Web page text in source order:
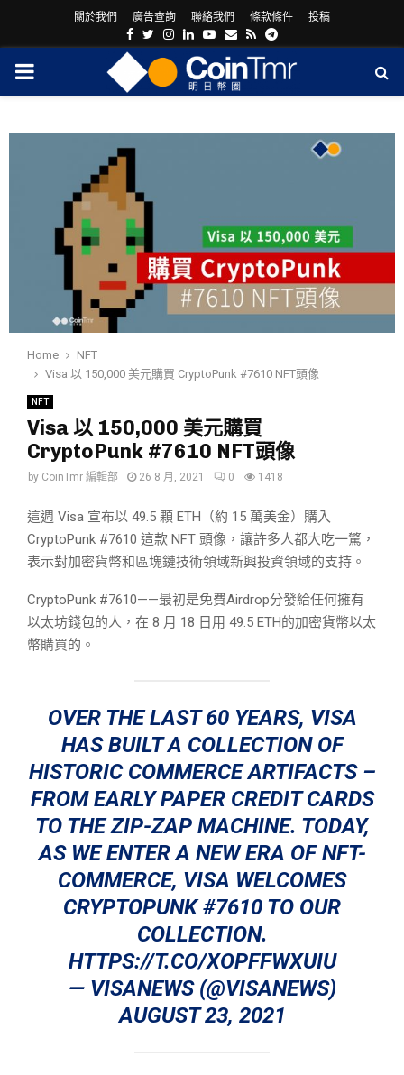
關於我們 廣告查詢 聯絡我們 條款條件 投稿
Facebook
Twitter
Instagram
LinkedinYoutube
Email
RssTelegram
PRIMARY
Home
NFT
Visa 以 150,000 美元購買 CryptoPunk #7610 NFT頭像
NFT
Visa 以 150,000 美元購買
CryptoPunk #7610 NFT頭像
by CoinTmr 編輯部 26 8 月, 2021 0 1418
這週 Visa 宣布以 49.5 顆 ETH（約 15 萬美金）購入
CryptoPunk #7610 這款 NFT 頭像，讓許多人都大吃一驚，
表示對加密貨幣和區塊鏈技術領域新興投資領域的支持。
CryptoPunk #7610——最初是免費Airdrop分發給任何擁有
以太坊錢包的人，在 8 月 18 日用 49.5 ETH的加密貨幣以太
幣購買的。
OVER THE LAST 60 YEARS, VISA
HAS BUILT A COLLECTION OF
HISTORIC COMMERCE ARTIFACTS –
FROM EARLY PAPER CREDIT CARDS
TO THE ZIP-ZAP MACHINE. TODAY,
AS WE ENTER A NEW ERA OF NFT-
COMMERCE, VISA WELCOMES
CRYPTOPUNK #7610 TO OUR
COLLECTION.
HTTPS://T.CO/XOPFFWXUIU
— VISANEWS (@VISANEWS)
AUGUST 23, 2021